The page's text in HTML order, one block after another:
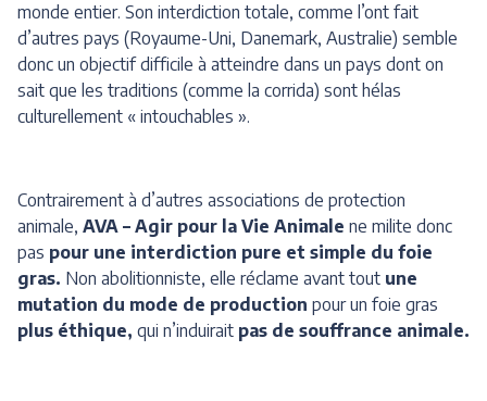
monde entier. Son interdiction totale, comme l’ont fait
d’autres pays (Royaume-Uni, Danemark, Australie) semble
donc un objectif difficile à atteindre dans un pays dont on
sait que les traditions (comme la corrida) sont hélas
culturellement « intouchables ».
Contrairement à d’autres associations de protection
animale, AVA – Agir pour la Vie Animale ne milite donc
pas pour une interdiction pure et simple du foie
gras. Non abolitionniste, elle réclame avant tout une
mutation du mode de production pour un foie gras
plus éthique, qui n’induirait pas de souffrance animale.